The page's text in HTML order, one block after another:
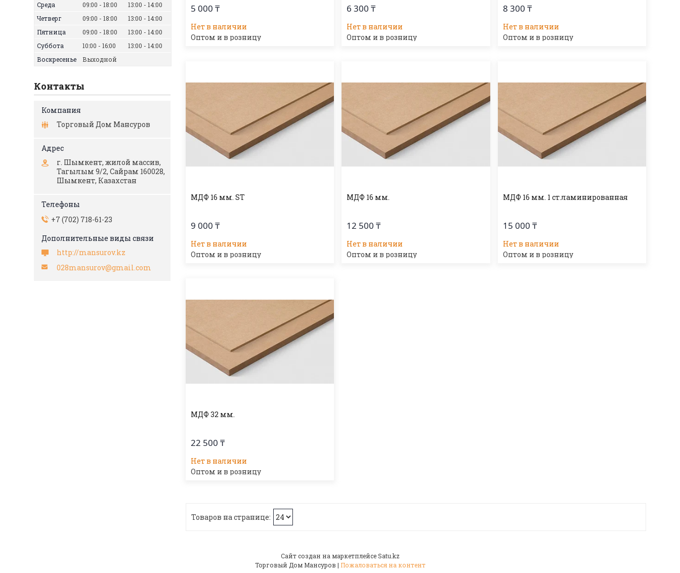
5 000 ₸
Нет в наличии
Оптом и в розницу
6 300 ₸
Нет в наличии
Оптом и в розницу
8 300 ₸
Нет в наличии
Оптом и в розницу
МДФ 16 мм. ST
9 000 ₸
Нет в наличии
Оптом и в розницу
МДФ 16 мм.
12 500 ₸
Нет в наличии
Оптом и в розницу
МДФ 16 мм. 1 ст.ламинированная
15 000 ₸
Нет в наличии
Оптом и в розницу
МДФ 32 мм.
22 500 ₸
Нет в наличии
Оптом и в розницу
Среда
09:00 18:00 13:00
14:00
Четверг
09:00 18:00 13:00
14:00
Пятница
09:00 18:00 13:00
14:00
Суббота
10:00 16:00 13:00
14:00
Воскресенье
Выходной
Контакты
Торговый Дом Мансуров
г. Шымкент, жилой массив,
Тагылым 9/2, Сайрам 160028,
Шымкент, Казахстан
+7 (702) 718-61-23
http://mansurov.kz
028mansurov@gmail.com
Сайт создан на маркетплейсеSatu.kz
Торговый Дом Мансуров | Пожаловаться на контент